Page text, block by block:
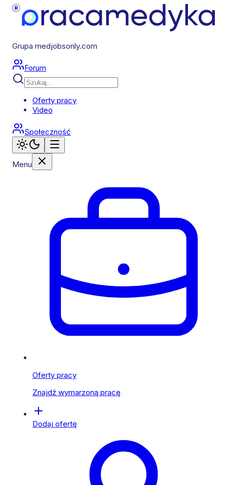
Grupa medjobsonly.com
Forum
Oferty pracy
Video
Społeczność
Menu
Oferty pracy
Znajdź wymarzoną pracę
Dodaj ofertę